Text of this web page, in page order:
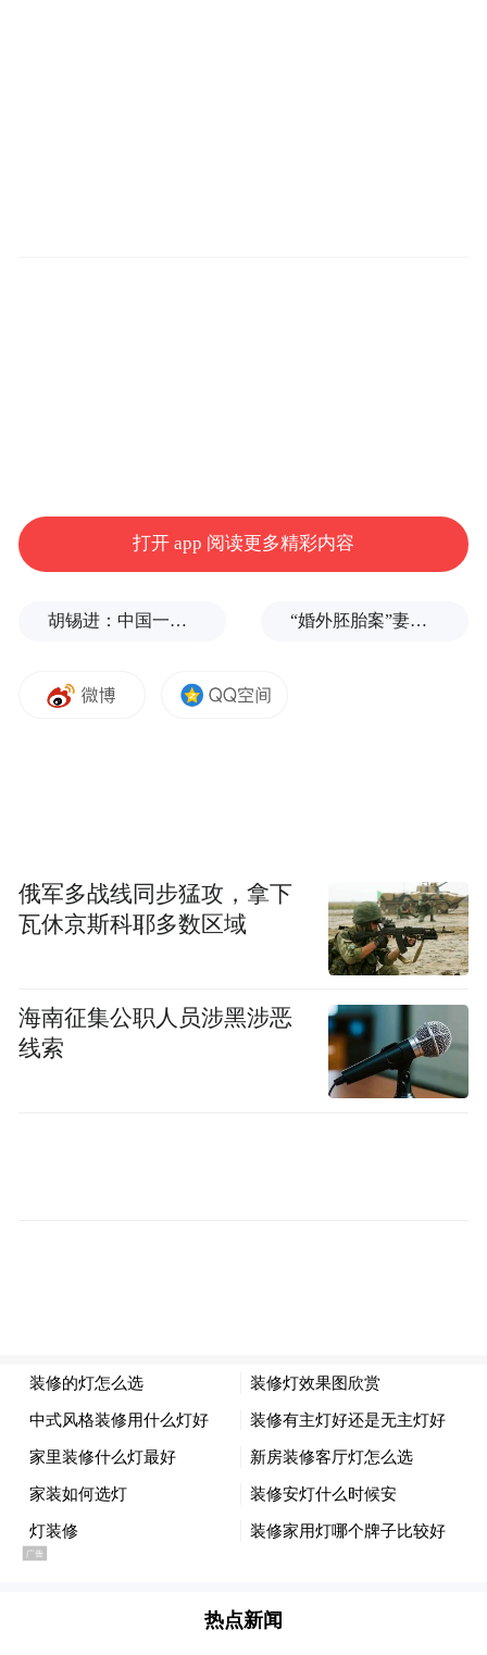
引观众超200万人次，社交平台话题播放量突
破50亿次，“歌迷之城”火爆出圈，成为全国
文旅消费新热点。太原市通过成立政府专
班、出台专项支持政策、构建一站式服务保
障体系，持续优化演出环境、提升歌迷体
验，推动演唱会经济从“单一演出”向“吃住行
品，以“一场演唱会，串联一座城的相遇与热
爱”为主线，讲述摄影少女林小马与文物数字
化修复专家陈岩因演唱会相遇相知的爱情故
事，将红灯笼体育场、天龙山石窟、钟楼街
等城市地标与头脑、莜面栲栳栳等非遗美食
自然融入剧情，沉浸式展现太原千年文脉与
率位居全国卫视同时段前列、两天登顶榜
打开 app 阅读更多精彩内容
胡锡进：中国一天怒回五拳，中美最新较量会走多远？ “婚外胚胎案”妻子：患病期间男方疑似多次有外遇，第三者经营的茶馆距自己家步行仅15分钟
俄军多战线同步猛攻，拿下
瓦休京斯科耶多数区域
海南征集公职人员涉黑涉恶
线索
热点新闻